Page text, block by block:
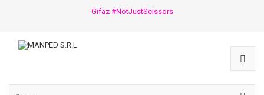
Gifaz #NotJustScissors